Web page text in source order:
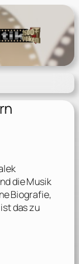
die Musik
Biografie,
das zu